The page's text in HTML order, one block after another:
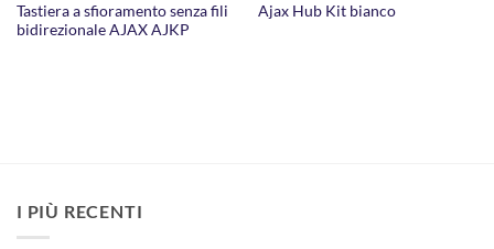
Tastiera a sfioramento senza fili
bidirezionale AJAX AJKP
Ajax Hub Kit bianco
I PIÙ RECENTI